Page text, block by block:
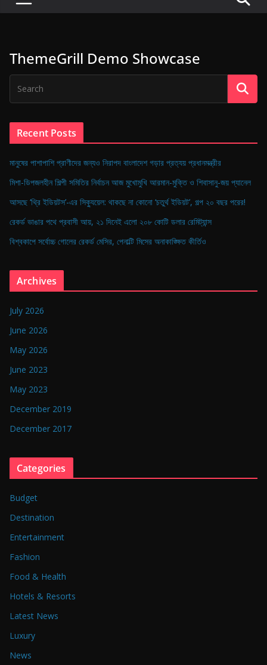
s
e
f
D
i
g
a
l
B
n
g
ThemeGrill Demo Showcase
Recent Posts
মানুষের পাশাপাশি প্রাণীদের জন্যও নিরাপদ বাংলাদেশ গড়ার প্রত্যয় প্রধানমন্ত্রীর
মিশা-ডিপজলহীন শিল্পী সমিতির নির্বাচন আজ মুখোমুখি আরমান-মুক্তি ও শিবাসানু-জয় প্যানেল
আসছে ‘থ্রি ইডিয়টস’-এর সিক্যুয়েল: থাকছে না কোনো ‘চতুর্থ ইডিয়ট’, গল্প ২০ বছর পরের!
রেকর্ড ভাঙার পথে প্রবাসী আয়, ২১ দিনেই এলো ২০৮ কোটি ডলার রেমিট্যান্স
বিশ্বকাপে সর্বোচ্চ গোলের রেকর্ড মেসির, পেনাল্টি মিসের অনাকাঙ্ক্ষিত কীর্তিও
Archives
July 2026
June 2026
May 2026
June 2023
May 2023
December 2019
December 2017
Categories
Budget
Destination
Entertainment
Fashion
Food & Health
Hotels & Resorts
Latest News
Luxury
News